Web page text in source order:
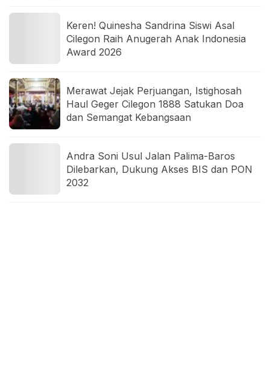
Keren! Quinesha Sandrina Siswi Asal
Cilegon Raih Anugerah Anak Indonesia
Award 2026
Merawat Jejak Perjuangan, Istighosah
Haul Geger Cilegon 1888 Satukan Doa
dan Semangat Kebangsaan
Andra Soni Usul Jalan Palima-Baros
Dilebarkan, Dukung Akses BIS dan PON
2032